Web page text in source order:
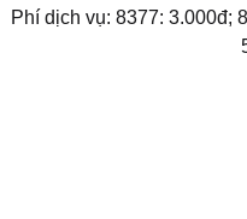
Phí dịch vụ: 8377: 3.000đ;